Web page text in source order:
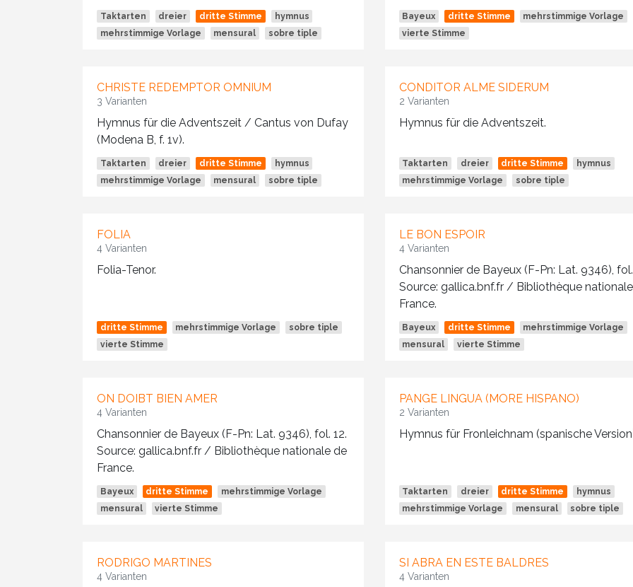
Taktarten dreier dritte Stimme
hymnus
mehrstimmige Vorlage
mensural sobre tiple
Bayeux dritte Stimme
mehrstimmige Vorlage
vierte Stimme
CHRISTE REDEMPTOR OMNIUM
3 Varianten
Hymnus für die Adventszeit / Cantus von Dufay
(Modena B, f. 1v).
Taktarten dreier dritte Stimme
hymnus
mehrstimmige Vorlage
mensural sobre tiple
CONDITOR ALME SIDERUM
2 Varianten
Hymnus für die Adventszeit.
Taktarten dreier dritte Stimme
hymnus
mehrstimmige Vorlage
sobre tiple
FOLIA
4 Varianten
Folia-Tenor.
dritte Stimme mehrstimmige Vorlage
sobre tiple
vierte Stimme
LE BON ESPOIR
4 Varianten
Chansonnier de Bayeux (F-Pn: Lat. 9346),
Source: gallica.bnf.fr / Bibliothèque
France.
Bayeux dritte Stimme
mehrstimmige Vorlage
mensural
vierte Stimme
ON DOIBT BIEN AMER
4 Varianten
Chansonnier de Bayeux (F-Pn: Lat. 9346), fol. 12.
Source: gallica.bnf.fr / Bibliothèque nationale de
France.
Bayeux dritte Stimme
mehrstimmige Vorlage
mensural
vierte Stimme
PANGE LINGUA (MORE HISPANO)
2 Varianten
Hymnus für Fronleichnam (spanische
Taktarten dreier dritte Stimme
hymnus
mehrstimmige Vorlage
mensural sobre tiple
RODRIGO MARTINES
4 Varianten
SI ABRA EN ESTE BALDRES
4 Varianten